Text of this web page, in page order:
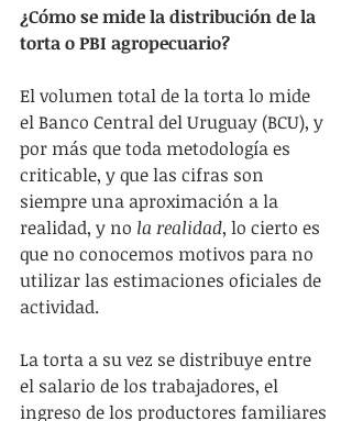
¿Cómo se mide la distribución de la
torta o PBI agropecuario?
El volumen total de la torta lo mide
el Banco Central del Uruguay (BCU), y
por más que toda metodología es
criticable, y que las cifras son
siempre una aproximación a la
realidad, y no la realidad, lo cierto es
que no conocemos motivos para no
utilizar las estimaciones oficiales de
actividad.
La torta a su vez se distribuye entre
el salario de los trabajadores, el
ingreso de los productores familiares